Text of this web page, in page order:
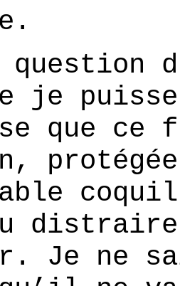
je
que
Je ne